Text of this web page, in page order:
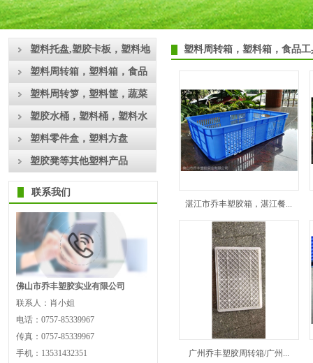
塑料托盘,塑胶卡板，塑料地
台板
塑料周转箱，塑料箱，食品
工具箱
塑料周转箩，塑料筐，蔬菜
框，水果筐
塑胶水桶，塑料桶，塑料水
箱
塑料零件盒，塑料方盘
塑胶凳等其他塑料产品
联系我们
佛山市乔丰塑胶实业有限公司
联系人：肖小姐
电话：0757-85339967
传真：0757-85339967
手机：13531432351
塑料周转箱，塑料箱，食品工
湛江市乔丰塑胶箱，湛江餐...
广州乔丰塑胶周转箱/广州...